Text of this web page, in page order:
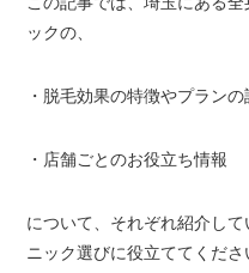
ックの、
・脱毛効果の特徴やプランの
・店舗ごとのお役立ち情報
について、それぞれ紹介し
ニック選びに役立ててくださ